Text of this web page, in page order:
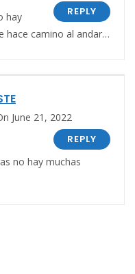
REPLY
hay
hace camino al andar…
June 21, 2022
REPLY
no hay muchas